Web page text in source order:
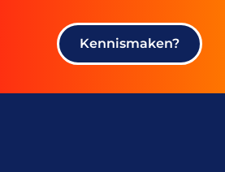
Kennismaken?